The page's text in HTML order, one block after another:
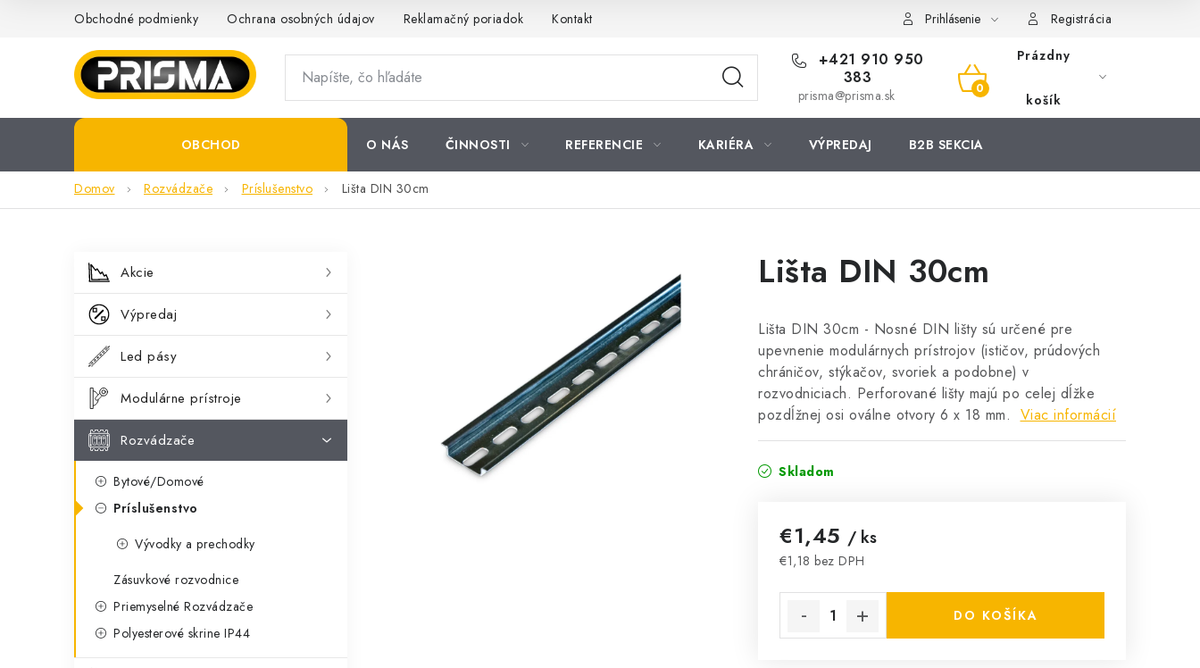
Obchodné podmienky Ochrana osobných údajov Reklamačný poriadok Kontakt Prihlásenie Registrácia
+421 910 950
383
prisma@prisma.sk
NÁKUPNÝ
KOŠÍK
Prázdny
košík
OBCHOD O NÁS ČINNOSTI REFERENCIE KARIÉRA VÝPREDAJ B2B SEKCIA
Domov Rozvádzače Príslušenstvo Lišta DIN 30cm
B
o
č
n
p
a
n
Preskočiť
kategórie
K
a
g
ó
i
e
Akcie
Výpredaj
Led pásy
Modulárne prístroje
Rozvádzače
Bytové/Domové
Príslušenstvo
Vývodky a prechodky
Zásuvkové rozvodnice
Priemyselné Rozvádzače
Polyesterové skrine IP44
Lišta DIN 30cm
Lišta DIN 30cm - Nosné DIN lišty sú určené pre
upevnenie modulárnych prístrojov (ističov, prúdových
chráničov, stýkačov, svoriek a podobne) v
rozvodniciach. Perforované lišty majú po celej dĺžke
pozdĺžnej osi oválne otvory 6 x 18 mm. Viac informácií
Skladom
€1,45 / ks
€1,18 bez DPH
DO KOŠÍKA